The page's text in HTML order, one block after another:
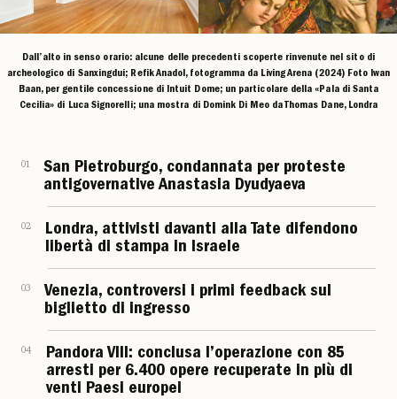
Dall’alto in senso orario: alcune delle precedenti scoperte rinvenute nel sito di
archeologico di Sanxingdui; Refik Anadol, fotogramma da Living Arena (2024) Foto Iwan
Baan, per gentile concessione di Intuit Dome; un particolare della «Pala di Santa
Cecilia» di Luca Signorelli; una mostra di Domink Di Meo da Thomas Dane, Londra
01
San Pietroburgo, condannata per proteste
antigovernative Anastasia Dyudyaeva
02
Londra, attivisti davanti alla Tate difendono
libertà di stampa in Israele
03
Venezia, controversi i primi feedback sul
biglietto di ingresso
04
Pandora VIII: conclusa l’operazione con 85
arresti per 6.400 opere recuperate in più di
venti Paesi europei